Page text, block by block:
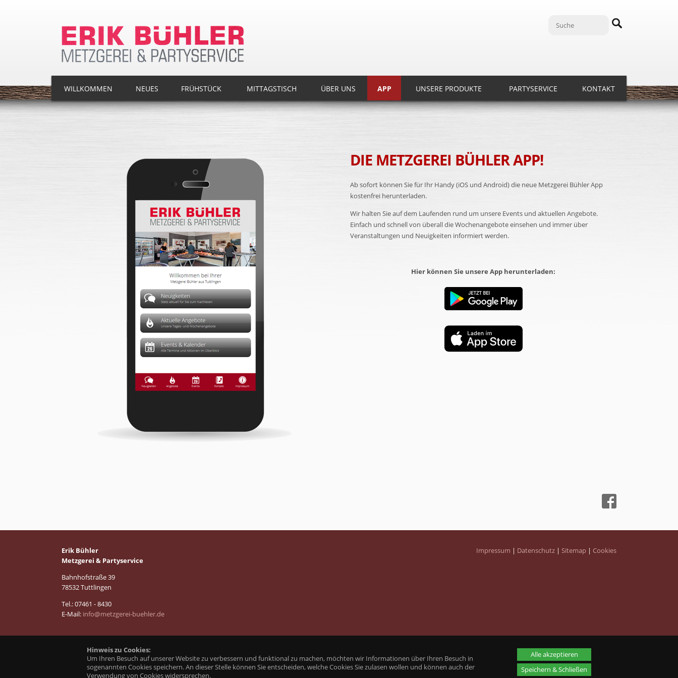
Alle akzeptieren
Speichern & Schließen
Hinweis zu Cookies:
Um Ihren Besuch auf unserer Website zu verbessern und funktional zu machen, möchten wir Informationen über Ihren Besuch in
sogenannten Cookies speichern. An dieser Stelle können Sie entscheiden, welche Cookies Sie zulasen wollen und können auch der
Verwendung von Cookies widersprechen.
WILLKOMMEN NEUES FRÜHSTÜCK MITTAGSTISCH ÜBER UNS APP UNSERE PRODUKTE PARTYSERVICE KONTAKT
DIE METZGEREI BÜHLER APP!
Ab sofort können Sie für Ihr Handy (iOS und Android) die neue Metzgerei Bühler App
kostenfrei herunterladen.
Wir halten Sie auf dem Laufenden rund um unsere Events und aktuellen Angebote.
Einfach und schnell von überall die Wochenangebote einsehen und immer über
Veranstaltungen und Neuigkeiten informiert werden.
Hier können Sie unsere App herunterladen:
Erik Bühler
Metzgerei & Partyservice
Bahnhofstraße 39
78532 Tuttlingen
Tel.: 07461 - 8430
E-Mail: info@metzgerei-buehler.de
Impressum | Datenschutz | Sitemap | Cookies